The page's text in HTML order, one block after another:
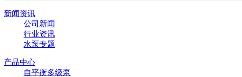
新闻资讯
公司新闻
行业资讯
水泵专题
产品中心
自平衡多级泵